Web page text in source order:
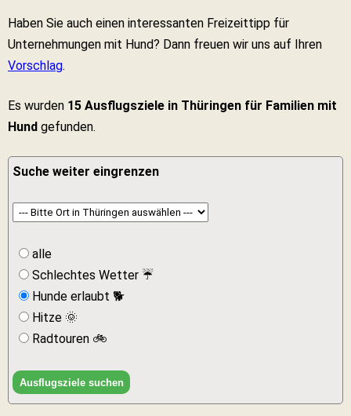
Haben Sie auch einen interessanten Freizeittipp für
Unternehmungen mit Hund? Dann freuen wir uns auf Ihren
Vorschlag.
Es wurden 15 Ausflugsziele in Thüringen für Familien mit
Hund gefunden.
Suche weiter eingrenzen
alle
Schlechtes Wetter ☔
Hunde erlaubt 🐕
Hitze 🌞
Radtouren 🚲